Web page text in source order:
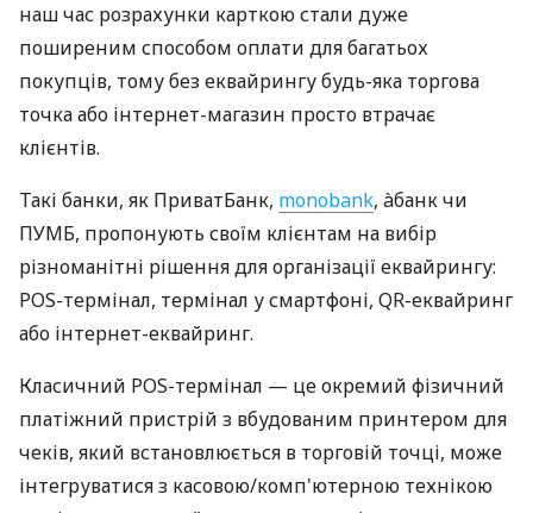
наш час розрахунки карткою стали дуже
поширеним способом оплати для багатьох
покупців, тому без еквайрингу будь-яка торгова
точка або інтернет-магазин просто втрачає
клієнтів.
Такі банки, як ПриватБанк, monobank, àбанк чи
ПУМБ, пропонують своїм клієнтам на вибір
різноманітні рішення для організації еквайрингу:
POS-термінал, термінал у смартфоні, QR-еквайринг
або інтернет-еквайринг.
Класичний POS-термінал — це окремий фізичний
платіжний пристрій з вбудованим принтером для
чеків, який встановлюється в торговій точці, може
інтегруватися з касовою/комп'ютерною технікою